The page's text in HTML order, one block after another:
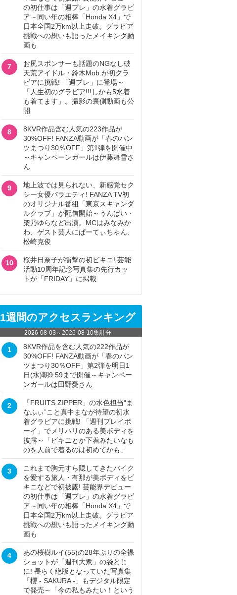
の初仕事は「週プレ」の水着グラビ
ア～同い年の相棒「Honda X4」で
日本全国2万km以上走破。グラビア
挑戦への想いも語ったメイキング動
画も
7
お尻スポンサーも話題のNGなし破
天荒アイドル・鈴木Mob.が初グラ
ビアに挑戦! 「週プレ」に登場～
「人生初のグラビア!!!しかも5水着
も着てます」。撮影の裏側動画も公
開
8
8KVR作品含む人気の223作品が
30%OFF! FANZA動画が「春のパン
ツまつり30％OFF」第1弾を開催中
～キャンペーンガールは伊藤舞雪さ
ん
9
地上波では見られない、新感覚セク
シー女優バラエティ! FANZA TV初
のオリジナル番組「東京スキャンダ
ルクラブ」が配信開始～うんぱい・
架乃ゆらなど出演。MCはみなみか
わ、ゲスト芸人にぱーてぃちゃん、
松崎克俊
10
桜井日奈子が衝撃の初ビキニ! 芸能
活動10周年記念写真集の先行カッ
トが「FRIDAY」に掲載
1週間のアクセスランキング
2026-08-03 ～2026-08-10集計分
1
8KVR作品を含む人気の222作品が
30%OFF! FANZA動画が「春のパン
ツまつり30％OFF」第2弾を明日1
日(水)朝9:59まで開催～キャンペー
ンガールは田野憂さん
2
「FRUITS ZIPPER」の水色担当“ま
なふぃ”こと真中まなが待望の初水
着グラビアに挑戦! 「週刊プレイボ
ーイ」でメリハリのある美ボディを
披露～「ビキニとか下着みたいなも
のを人前で着るのは初めてかも」
3
これまで胸元すら隠してきたバイク
を愛する旅人・有那が美ボディをビ
キニなどで初披露! 芸能界デビュー
の初仕事は「週プレ」の水着グラビ
ア～同い年の相棒「Honda X4」で
日本全国2万km以上走破。グラビア
挑戦への想いも語ったメイキング動
画も
4
あの桜樹ルイ(55)の28年ぶりの全裸
ショットが「週刊大衆」の袋とじ
に! 長らく絶版となっていた写真集
「櫻 - SAKURA -」もデジタル限定
で発売～「今の私もみたい！という